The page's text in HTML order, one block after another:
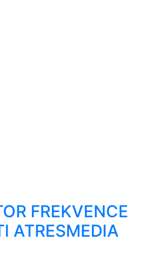
FREKVENCE
ATRESMEDIA